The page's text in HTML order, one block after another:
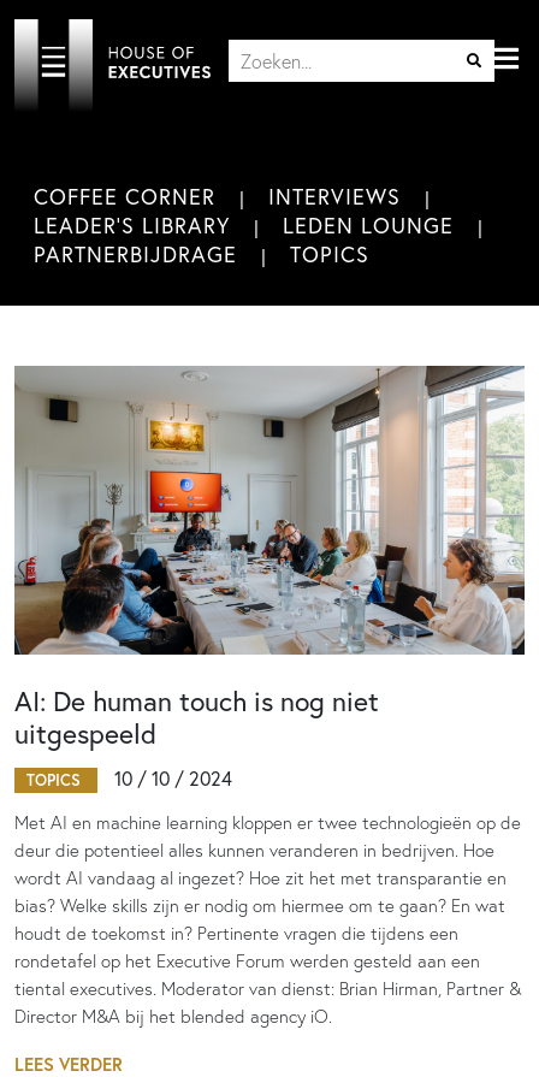
COFFEE CORNER
INTERVIEWS
LEADER'S LIBRARY
LEDEN LOUNGE
PARTNERBIJDRAGE
TOPICS
AI: De human touch is nog niet
uitgespeeld
TOPICS 10 / 10 / 2024
Met AI en machine learning kloppen er twee technologieën op de
deur die potentieel alles kunnen veranderen in bedrijven. Hoe
wordt AI vandaag al ingezet? Hoe zit het met transparantie en
bias? Welke skills zijn er nodig om hiermee om te gaan? En wat
houdt de toekomst in? Pertinente vragen die tijdens een
rondetafel op het Executive Forum werden gesteld aan een
tiental executives. Moderator van dienst: Brian Hirman, Partner &
Director M&A bij het blended agency iO.
LEES VERDER